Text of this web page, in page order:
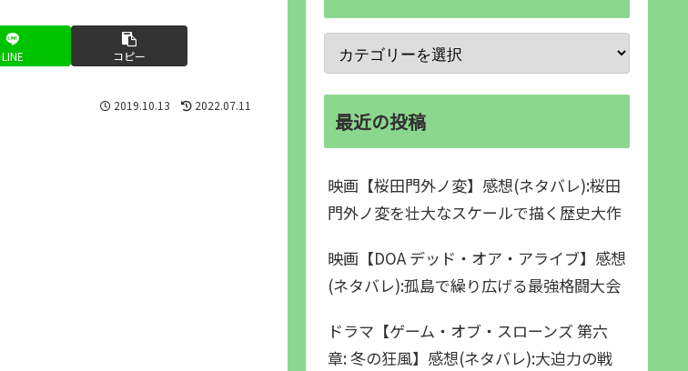
LINE コピー
2019.10.13 2022.07.11
最近の投稿
映画【桜田門外ノ変】感想(ネタバレ):桜田
門外ノ変を壮大なスケールで描く歴史大作
映画【DOA デッド・オア・アライブ】感想
(ネタバレ):孤島で繰り広げる最強格闘大会
ドラマ【ゲーム・オブ・スローンズ 第六
章: 冬の狂風】感想(ネタバレ):大迫力の戦